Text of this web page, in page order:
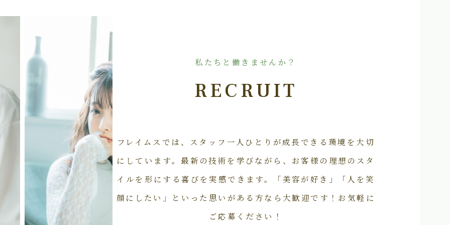
私たちと働きませんか？
RECRUIT
フレイムスでは、スタッフ一人ひとりが成長できる環境を大切
にしています。最新の技術を学びながら、お客様の理想のスタ
イルを形にする喜びを実感できます。「美容が好き」「人を笑
顔にしたい」といった思いがある方なら大歓迎です！お気軽に
ご応募ください！